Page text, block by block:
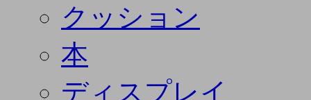
クッション
本
ディスプレイ